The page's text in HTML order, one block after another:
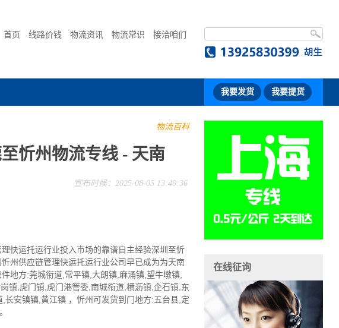
首页 线路价钱 物流资讯 物流常识 接洽咱们
我要发货 我要提货
物流百科
忻州物流专线 - 天南
宣布时候：2025-08-05 13:49:36
快运托运行业投入市场的靠谱自主经验深圳至忻
州供应链管理快运托运行业公司早已成为为天南
地方:莞城衔道,常平镇,大朗镇,麻涌镇,望牛墩镇,
镇,虎门镇,虎门港管委,南城衔道,横沥镇,企石镇,东
安镇镇,黄江镇 ，忻州可发货到门地方:五台县,定
在线征询